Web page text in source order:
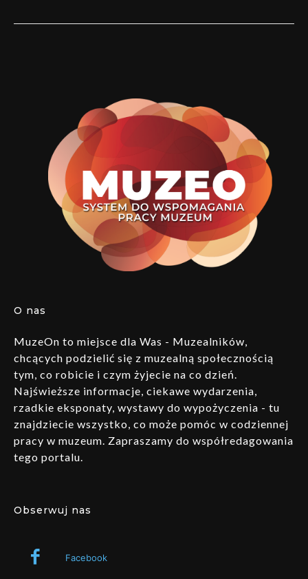
O nas
MuzeOn to miejsce dla Was - Muzealników,
chcących podzielić się z muzealną społecznością
tym, co robicie i czym żyjecie na co dzień.
Najświeższe informacje, ciekawe wydarzenia,
rzadkie eksponaty, wystawy do wypożyczenia - tu
znajdziecie wszystko, co może pomóc w codziennej
pracy w muzeum. Zapraszamy do współredagowania
tego portalu.
Obserwuj nas
Facebook